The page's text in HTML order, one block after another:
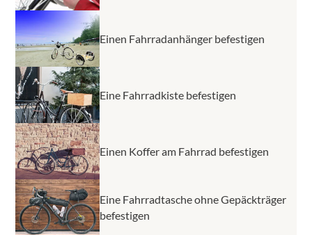
Einen Fahrradanhänger befestigen
Eine Fahrradkiste befestigen
Einen Koffer am Fahrrad befestigen
Eine Fahrradtasche ohne Gepäckträger
befestigen